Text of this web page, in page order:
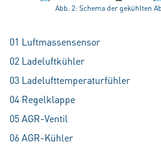
Abb. 2: Schema der gekühlten
01 Luftmassensensor
02 Ladeluftkühler
03 Ladelufttemperaturfühler
04 Regelklappe
05 AGR-Ventil
06 AGR-Kühler